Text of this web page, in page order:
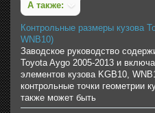
А также:
Контрольные размеры кузова
WNB10)
Заводское руководство
Toyota Aygo 2005-2013 и
элементов кузова KGB10,
контрольные точки геометрии
также может быть